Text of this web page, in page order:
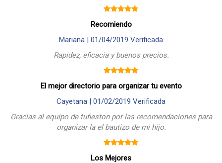
Recomiendo
Mariana | 01/04/2019 Verificada
Rapidez, eficacia y buenos precios.
El mejor directorio para organizar tu evento
Cayetana | 01/02/2019 Verificada
Gracias al equipo de tufieston por las recomendaciones para
organizar la el bautizo de mi hijo.
Los Mejores